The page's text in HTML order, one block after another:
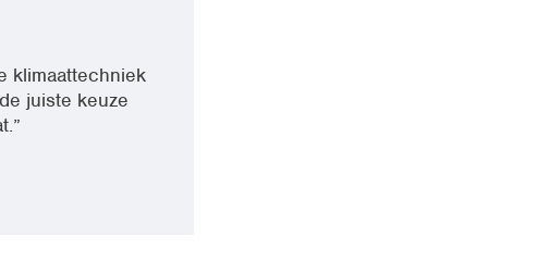
klimaattechniek
juiste keuze